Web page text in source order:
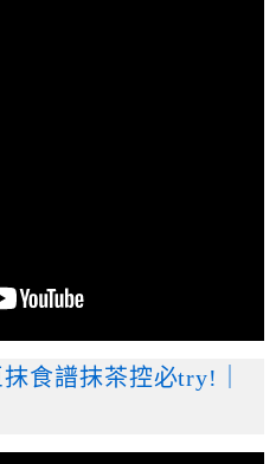
食譜抹茶控必try!｜